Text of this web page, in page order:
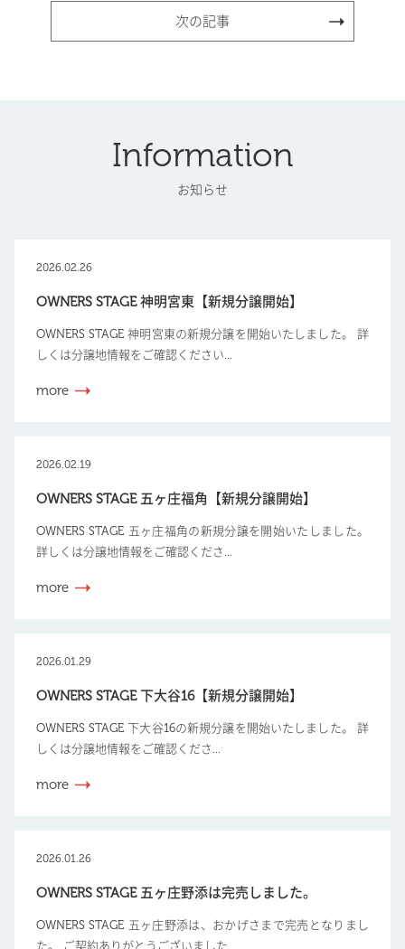
次の記事
Information
お知らせ
2026.02.26
OWNERS STAGE 神明宮東【新規分譲開始】
OWNERS STAGE 神明宮東の新規分譲を開始いたしました。 詳
しくは分譲地情報をご確認ください...
more
2026.02.19
OWNERS STAGE 五ヶ庄福角【新規分譲開始】
OWNERS STAGE 五ヶ庄福角の新規分譲を開始いたしました。
詳しくは分譲地情報をご確認くださ...
more
2026.01.29
OWNERS STAGE 下大谷16【新規分譲開始】
OWNERS STAGE 下大谷16の新規分譲を開始いたしました。 詳
しくは分譲地情報をご確認くださ...
more
2026.01.26
OWNERS STAGE 五ヶ庄野添は完売しました。
OWNERS STAGE 五ヶ庄野添は、おかげさまで完売となりまし
た。 ご契約ありがとうございました...